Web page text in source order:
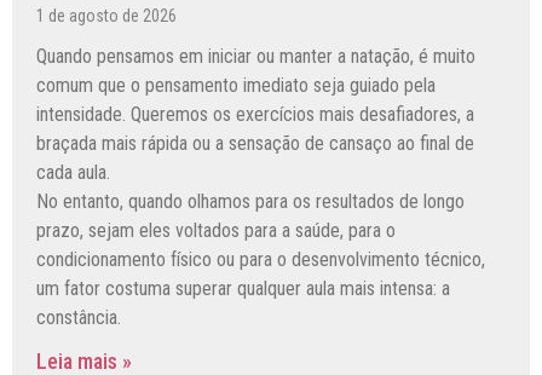
1 de agosto de 2026
Quando pensamos em iniciar ou manter a natação, é muito
comum que o pensamento imediato seja guiado pela
intensidade. Queremos os exercícios mais desafiadores, a
braçada mais rápida ou a sensação de cansaço ao final de
cada aula.
No entanto, quando olhamos para os resultados de longo
prazo, sejam eles voltados para a saúde, para o
condicionamento físico ou para o desenvolvimento técnico,
um fator costuma superar qualquer aula mais intensa: a
constância.
Leia mais »